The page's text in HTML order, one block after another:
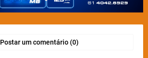
Postar um comentário (0)